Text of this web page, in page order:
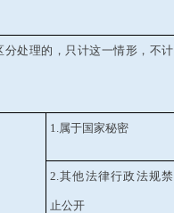
分处理的，只计这一情形，不计
1.属于国家秘密
2.其他法律行政法规禁
止公开